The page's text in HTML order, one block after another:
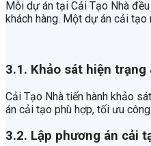
Mỗi dự án tại Cải Tạo Nhà
khách hàng. Một dự án cải
3.1. Khảo sát hiện trạng
Cải Tạo Nhà tiến hành khảo
án cải tạo phù hợp, tối ưu
3.2. Lập phương án cải